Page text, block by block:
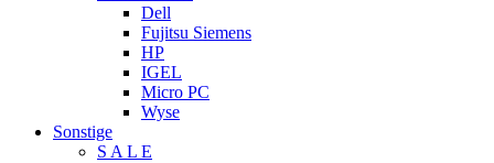
Dell
Fujitsu Siemens
HP
IGEL
Micro PC
Wyse
Sonstige
S A L E